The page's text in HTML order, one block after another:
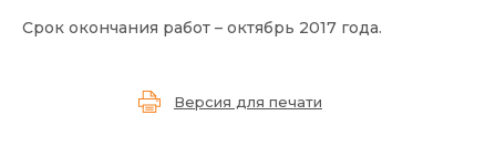
Срок окончания работ – октябрь 2017 года.
Версия для печати